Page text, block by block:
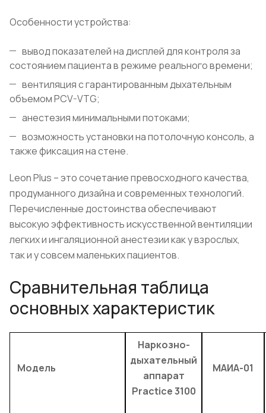
Особенности устройства:
вывод показателей на дисплей для контроля за
состоянием пациента в режиме реального времени;
вентиляция с гарантированным дыхательным
объемом PCV-VTG;
анестезия минимальными потоками;
возможность установки на потолочную консоль, а
также фиксация на стене.
Leon Plus – это сочетание превосходного качества,
продуманного дизайна и современных технологий.
Перечисленные достоинства обеспечивают
высокую эффективность искусственной вентиляции
легких и ингаляционной анестезии как у взрослых,
так и у совсем маленьких пациентов.
Сравнительная таблица
основных характеристик
Модель
Наркозно-
дыхательный
аппарат
Practice 3100
МАИА-01